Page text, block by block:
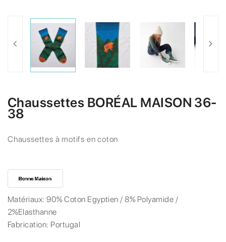
Chaussettes BORÉAL MAISON 36-
38
Chaussettes à motifs en coton
Matériaux:90% Coton Egyptien / 8% Polyamide /
2%Elasthanne
Fabrication: Portugal